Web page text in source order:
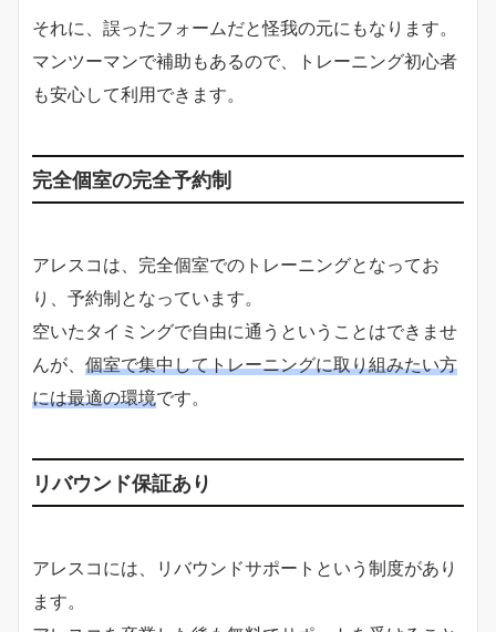
それに、誤ったフォームだと怪我の元にもなります。
マンツーマンで補助もあるので、トレーニング初心者
も安心して利用できます。
完全個室の完全予約制
アレスコは、完全個室でのトレーニングとなってお
り、予約制となっています。
空いたタイミングで自由に通うということはできませ
んが、 個室で集中してトレーニングに取り組みたい方
には最適の環境です。
リバウンド保証あり
アレスコには、リバウンドサポートという制度があり
ます。